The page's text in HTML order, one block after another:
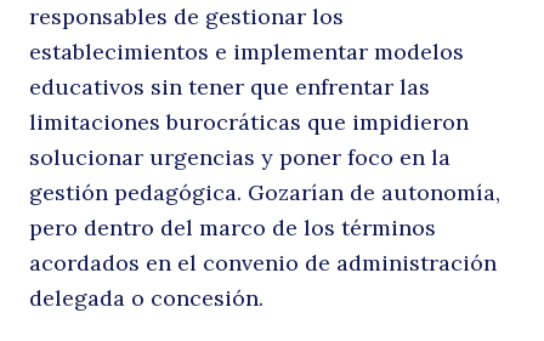
responsables de gestionar los
establecimientos e implementar modelos
educativos sin tener que enfrentar las
limitaciones burocráticas que impidieron
solucionar urgencias y poner foco en la
gestión pedagógica. Gozarían de autonomía,
pero dentro del marco de los términos
acordados en el convenio de administración
delegada o concesión.